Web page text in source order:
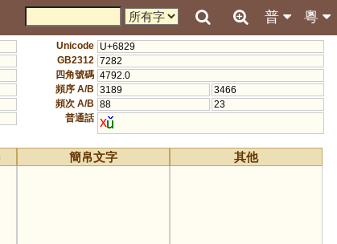
粵
普
Unicode U+6829
GB2312 7282
四角號碼 4792.0
頻序 A/B 3189
3466
頻次 A/B 88
23
普通話 x
簡帛文字 其他